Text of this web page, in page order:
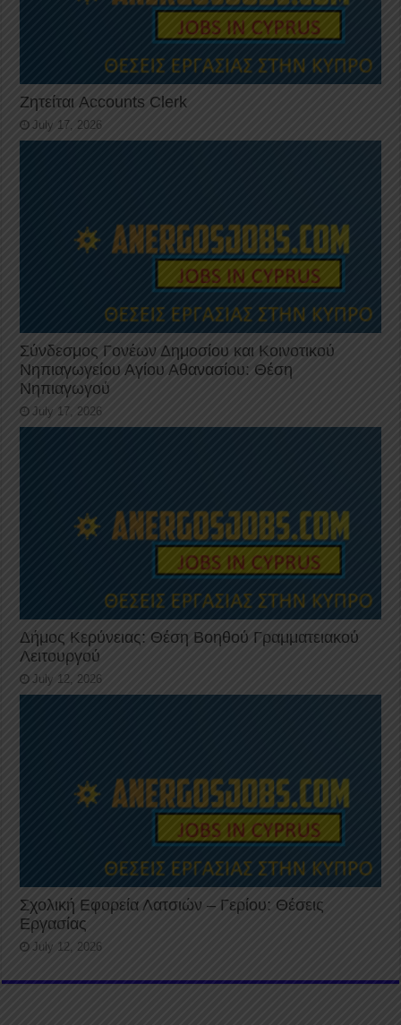
Ζητείται Accounts Clerk
July 17, 2026
Σύνδεσμος Γονέων Δημοσίου και Κοινοτικού
Νηπιαγωγείου Αγίου Αθανασίου: Θέση
Νηπιαγωγού
July 17, 2026
Δήμος Κερύνειας: Θέση Βοηθού Γραμματειακού
Λειτουργού
July 12, 2026
Σχολική Εφορεία Λατσιών – Γερίου: Θέσεις
Εργασίας
July 12, 2026